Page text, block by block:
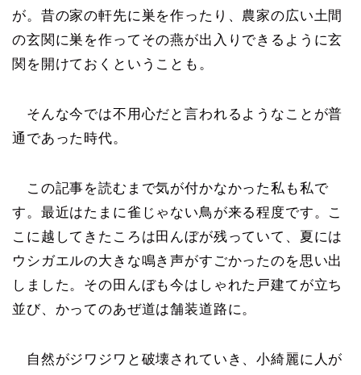
が。昔の家の軒先に巣を作ったり、農家の広い土間
の玄関に巣を作ってその燕が出入りできるように玄
関を開けておくということも。
そんな今では不用心だと言われるようなことが普
通であった時代。
この記事を読むまで気が付かなかった私も私で
す。最近はたまに雀じゃない鳥が来る程度です。こ
こに越してきたころは田んぼが残っていて、夏には
ウシガエルの大きな鳴き声がすごかったのを思い出
しました。その田んぼも今はしゃれた戸建てが立ち
並び、かってのあぜ道は舗装道路に。
自然がジワジワと破壊されていき、小綺麗に人が